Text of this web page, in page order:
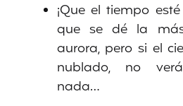
¡Que el tiempo
que se dé la
aurora, pero si el
nublado, no
nada…